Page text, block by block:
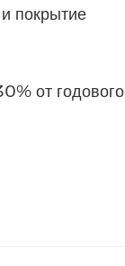
покрытие
от годового